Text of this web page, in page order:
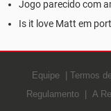
Jogo parecido com
Is it love Matt em
Equipe Termos
Regulamento
A